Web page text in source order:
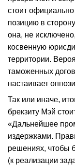
стоит
позицию в
она, не
косвенную
территории.
таможенных
настаивает
Так или иначе,
брекзиту Мэй
«Дальнейшее
издержками.
решениях, чтобы
(к реализации